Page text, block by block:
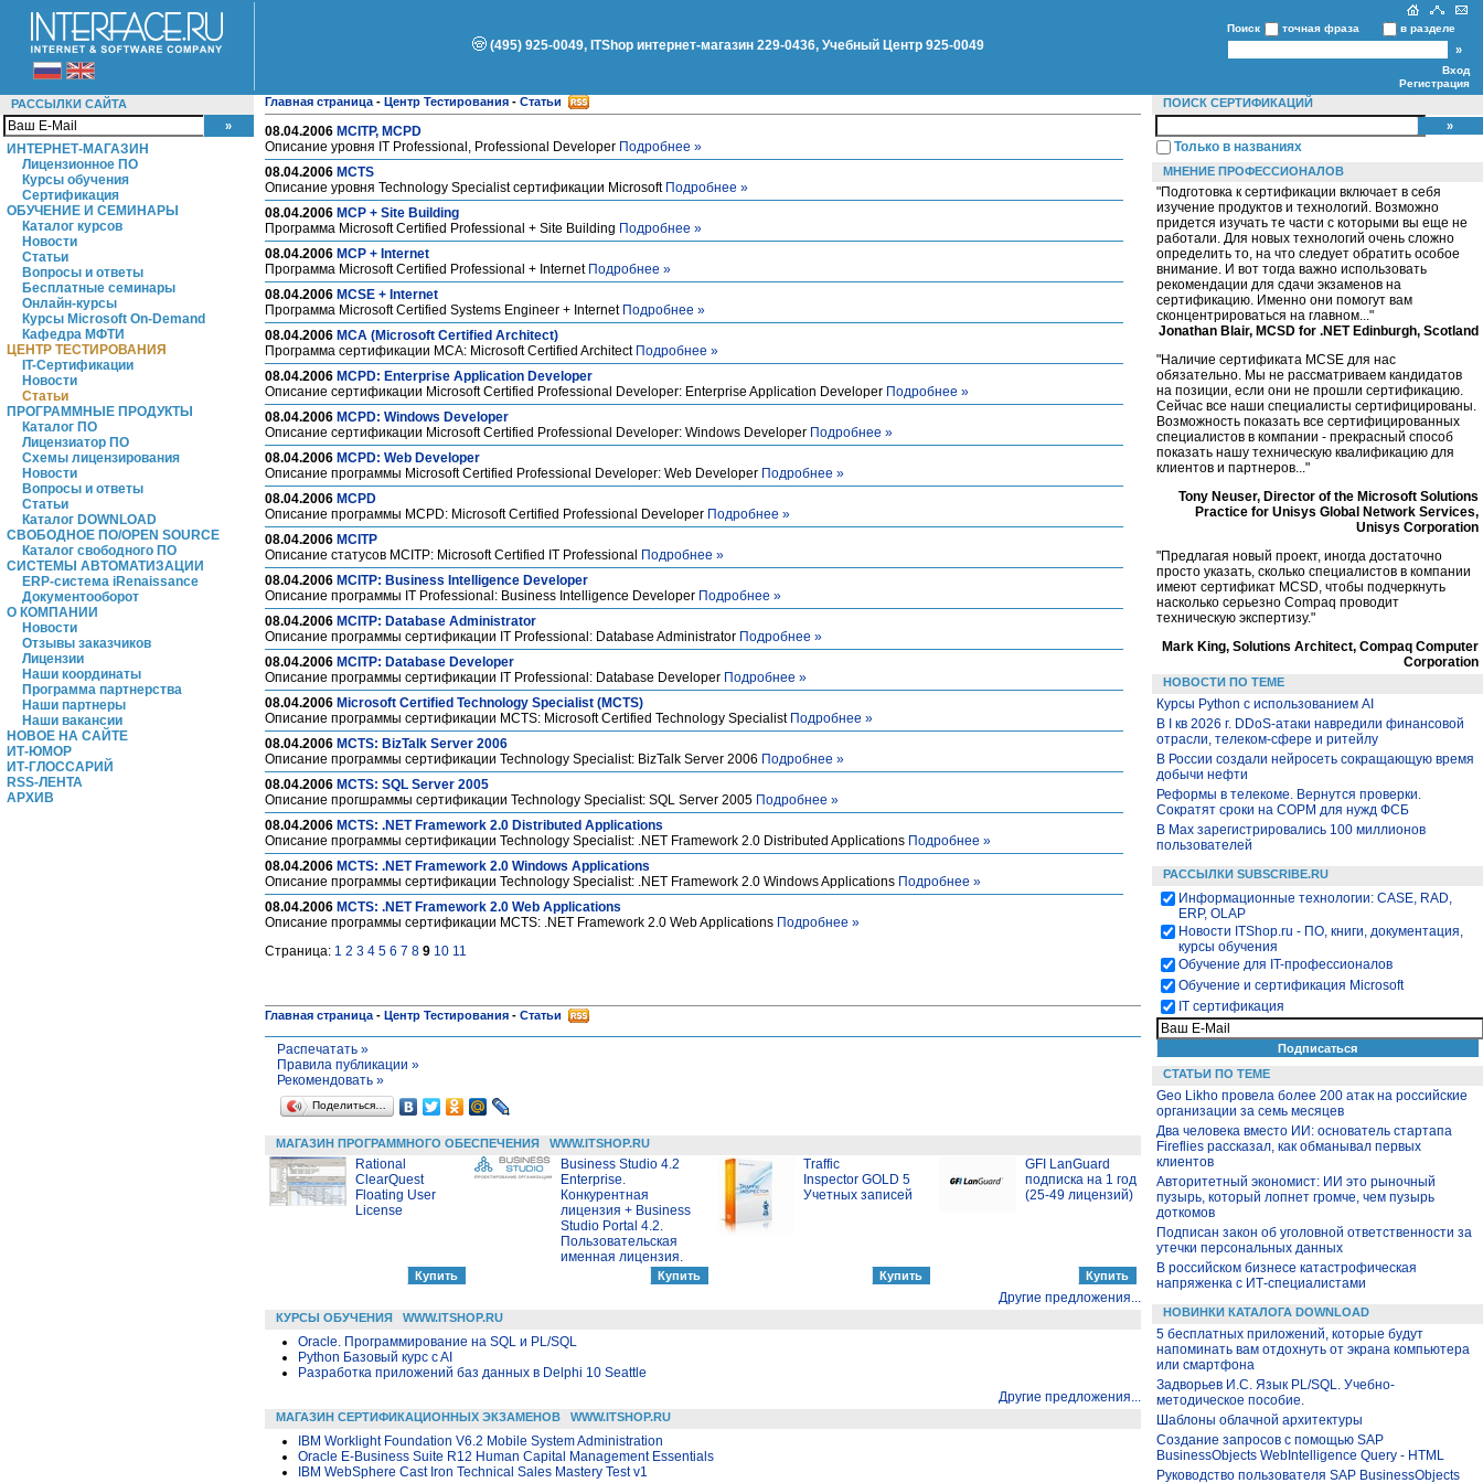
(495) 925-0049, ITShop интернет-магазин 229-0436, Учебный Центр 925-0049
Поиск точная фраза в разделе
Вход
Регистрация
РАССЫЛКИ САЙТА
ИНТЕРНЕТ-МАГАЗИН
Лицензионное ПО
Курсы обучения
Сертификация
ОБУЧЕНИЕ И СЕМИНАРЫ
Каталог курсов
Новости
Статьи
Вопросы и ответы
Бесплатные семинары
Онлайн-курсы
Курсы Microsoft On-Demand
Кафедра МФТИ
ЦЕНТР ТЕСТИРОВАНИЯ
IT-Сертификации
Новости
Статьи
ПРОГРАММНЫЕ ПРОДУКТЫ
Каталог ПО
Лицензиатор ПО
Схемы лицензирования
Новости
Вопросы и ответы
Статьи
Каталог DOWNLOAD
СВОБОДНОЕ ПО/OPEN SOURCE
Каталог свободного ПО
СИСТЕМЫ АВТОМАТИЗАЦИИ
ERP-система iRenaissance
Документооборот
О КОМПАНИИ
Новости
Отзывы заказчиков
Лицензии
Наши координаты
Программа партнерства
Наши партнеры
Наши вакансии
НОВОЕ НА САЙТЕ
ИТ-ЮМОР
ИТ-ГЛОССАРИЙ
RSS-ЛЕНТА
АРХИВ
Главная страница - Центр Тестирования - Статьи
08.04.2006 MCITP, MCPD
Описание уровня IT Professional, Professional Developer Подробнее »
08.04.2006 MCTS
Описание уровня Technology Specialist сертификации Microsoft Подробнее »
08.04.2006 MCP + Site Building
Программа Microsoft Certified Professional + Site Building Подробнее »
08.04.2006 MCP + Internet
Программа Microsoft Certified Professional + Internet Подробнее »
08.04.2006 MCSE + Internet
Программа Microsoft Certified Systems Engineer + Internet Подробнее »
08.04.2006 MCA (Microsoft Certified Architect)
Программа сертификации MCA: Microsoft Certified Architect Подробнее »
08.04.2006 MCPD: Enterprise Application Developer
Описание сертификации Microsoft Certified Professional Developer: Enterprise Application Developer Подробнее »
08.04.2006 MCPD: Windows Developer
Описание сертификации Microsoft Certified Professional Developer: Windows Developer Подробнее »
08.04.2006 MCPD: Web Developer
Описание программы Microsoft Certified Professional Developer: Web Developer Подробнее »
08.04.2006 MCPD
Описание программы MCPD: Microsoft Certified Professional Developer Подробнее »
08.04.2006 MCITP
Описание статусов MCITP: Microsoft Certified IT Professional Подробнее »
08.04.2006 MCITP: Business Intelligence Developer
Описание программы IT Professional: Business Intelligence Developer Подробнее »
08.04.2006 MCITP: Database Administrator
Описание программы сертификации IT Professional: Database Administrator Подробнее »
08.04.2006 MCITP: Database Developer
Описание программы сертификации IT Professional: Database Developer Подробнее »
08.04.2006 Microsoft Certified Technology Specialist (MCTS)
Описание программы сертификации MCTS: Microsoft Certified Technology Specialist Подробнее »
08.04.2006 MCTS: BizTalk Server 2006
Описание программы сертификации Technology Specialist: BizTalk Server 2006 Подробнее »
08.04.2006 MCTS: SQL Server 2005
Описание прогшраммы сертификации Technology Specialist: SQL Server 2005 Подробнее »
08.04.2006 MCTS: .NET Framework 2.0 Distributed Applications
Описание программы сертификации Technology Specialist: .NET Framework 2.0 Distributed Applications Подробнее »
08.04.2006 MCTS: .NET Framework 2.0 Windows Applications
Описание программы сертификации Technology Specialist: .NET Framework 2.0 Windows Applications Подробнее »
08.04.2006 MCTS: .NET Framework 2.0 Web Applications
Описание программы сертификации MCTS: .NET Framework 2.0 Web Applications Подробнее »
Страница: 1 2 3 4 5 6 7 8 9 10 11
Главная страница - Центр Тестирования - Статьи
Распечатать »
Правила публикации »
Рекомендовать »
Поделиться…
МАГАЗИН ПРОГРАММНОГО ОБЕСПЕЧЕНИЯ WWW.ITSHOP.RU
Rational
ClearQuest
Floating User
License
Business Studio 4.2
Enterprise.
Конкурентная
лицензия + Business
Studio Portal 4.2.
Пользовательская
именная лицензия.
Traffic
Inspector GOLD 5
Учетных записей
GFI LanGuard
подписка на 1 год
(25-49 лицензий)
Другие предложения...
КУРСЫ ОБУЧЕНИЯ WWW.ITSHOP.RU
Oracle. Программирование на SQL и PL/SQL
Python Базовый курс c AI
Разработка приложений баз данных в Delphi 10 Seattle
Другие предложения...
МАГАЗИН СЕРТИФИКАЦИОННЫХ ЭКЗАМЕНОВ WWW.ITSHOP.RU
IBM Worklight Foundation V6.2 Mobile System Administration
Oracle E-Business Suite R12 Human Capital Management Essentials
IBM WebSphere Cast Iron Technical Sales Mastery Test v1
ПОИСК СЕРТИФИКАЦИЙ
Только в названиях
МНЕНИЕ ПРОФЕССИОНАЛОВ
"Подготовка к сертификации включает в себя
изучение продуктов и технологий. Возможно
придется изучать те части с которыми вы еще не
работали. Для новых технологий очень сложно
определить то, на что следует обратить особое
внимание. И вот тогда важно использовать
рекомендации для сдачи экзаменов на
сертификацию. Именно они помогут вам
сконцентрироваться на главном..."
Jonathan Blair, MCSD for .NET Edinburgh, Scotland
"Наличие сертификата MCSE для нас
обязательно. Мы не рассматриваем кандидатов
на позиции, если они не прошли сертификацию.
Сейчас все наши специалисты сертифицированы.
Возможность показать все сертифицированных
специалистов в компании - прекрасный способ
показать нашу техническую квалификацию для
клиентов и партнеров..."
Tony Neuser, Director of the Microsoft Solutions
Practice for Unisys Global Network Services,
Unisys Corporation
"Предлагая новый проект, иногда достаточно
просто указать, сколько специалистов в компании
имеют сертификат MCSD, чтобы подчеркнуть
насколько серьезно Compaq проводит
техническую экспертизу."
Mark King, Solutions Architect, Compaq Computer
Corporation
НОВОСТИ ПО ТЕМЕ
Курсы Python c использованием AI
В I кв 2026 г. DDoS-атаки навредили финансовой
отрасли, телеком-сфере и ритейлу
В России создали нейросеть сокращающую время
добычи нефти
Реформы в телекоме. Вернутся проверки.
Сократят сроки на СОРМ для нужд ФСБ
В Max зарегистрировались 100 миллионов
пользователей
РАССЫЛКИ SUBSCRIBE.RU
Информационные технологии: CASE, RAD,
ERP, OLAP
Новости ITShop.ru - ПО, книги, документация,
курсы обучения
Обучение для IT-профессионалов
Обучение и сертификация Microsoft
IT сертификация
СТАТЬИ ПО ТЕМЕ
Geo Likho провела более 200 атак на российские
организации за семь месяцев
Два человека вместо ИИ: основатель стартапа
Fireflies рассказал, как обманывал первых
клиентов
Авторитетный экономист: ИИ это рыночный
пузырь, который лопнет громче, чем пузырь
доткомов
Подписан закон об уголовной ответственности за
утечки персональных данных
В российском бизнесе катастрофическая
напряженка с ИТ-специалистами
НОВИНКИ КАТАЛОГА DOWNLOAD
5 бесплатных приложений, которые будут
напоминать вам отдохнуть от экрана компьютера
или смартфона
Задворьев И.С. Язык PL/SQL. Учебно-
методическое пособие.
Шаблоны облачной архитектуры
Создание запросов с помощью SAP
BusinessObjects WebIntelligence Query - HTML
Руководство пользователя SAP BusinessObjects